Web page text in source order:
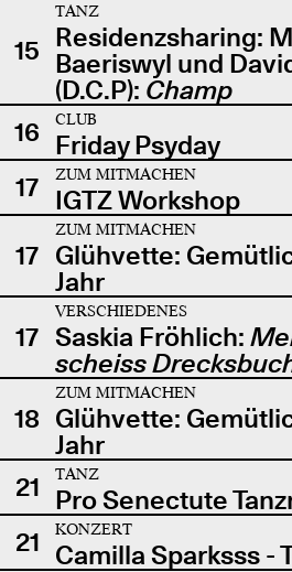
15
TANZ
Residenzsharing:
Baeriswyl und
(D.C.P): Champ
16
CLUB
Friday Psyday
17
ZUM MITMACHEN
IGTZ Workshop
17
ZUM MITMACHEN
Glühvette:
Jahr
17
VERSCHIEDENES
Saskia Fröhlich:
scheiss
18
ZUM MITMACHEN
Glühvette:
Jahr
21
TANZ
Pro Senectute
21
KONZERT
Camilla Sparksss -